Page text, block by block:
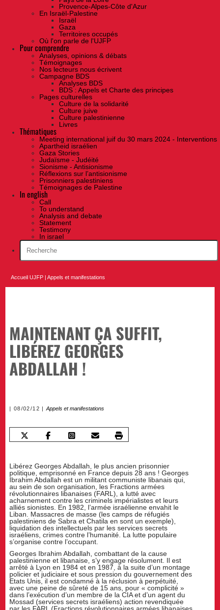
Provence-Alpes-Côte d'Azur
En Israël-Palestine
Israël
Gaza
Territoires occupés
Où l'on parle de l'UJFP
Pour comprendre
Analyses, opinions & débats
Témoignages
Nos lecteurs nous écrivent
Campagne BDS
Analyses BDS
BDS : Appels et Charte des principes
Pages culturelles
Culture de la solidarité
Culture juive
Culture palestinienne
Livres
Thématiques
Meeting international juif du 30 mars 2024 - Interventions
Apartheid israélien
Gaza Stories
Judaïsme - Judéité
Sionisme - Antisionisme
Réflexions sur l’antisionisme
Prisonniers palestiniens
Témoignages de Palestine
In english
Call
To understand
Analysis and debate
Statement
Testimony
In israel
Accueil UJFP |Appels et manifestations
MAINTENANT ÇA SUFFIT,
LIBÉREZ GEORGES
ABDALLAH !
08/02/12 Appels et manifestations
Libérez Georges Abdallah, le plus ancien prisonnier
politique, emprisonné en France depuis 28 ans ! Georges
Ibrahim Abdallah est un militant communiste libanais qui,
au sein de son organisation, les Fractions armées
révolutionnaires libanaises (FARL), a lutté avec
acharnement contre les criminels impérialistes et leurs
alliés sionistes. En 1982, l’armée israélienne envahit le
Liban. Massacres de masse (les camps de réfugiés
palestiniens de Sabra et Chatila en sont un exemple),
liquidation des intellectuels par les services secrets
israéliens, crimes contre l’humanité. La lutte populaire
s’organise contre l’occupant.
Georges Ibrahim Abdallah, combattant de la cause
palestinienne et libanaise, s’y engage résolument. Il est
arrêté à Lyon en 1984 et en 1987, à la suite d’un montage
policier et judiciaire et sous pression du gouvernement des
Etats Unis, il est condamné à la réclusion à perpétuité,
avec une peine de sûreté de 15 ans, pour « complicité »
dans l’exécution d’un membre de la CIA et d’un agent du
Mossad (services secrets israéliens) action revendiquée